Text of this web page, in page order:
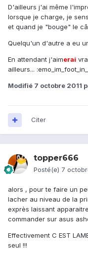
D'ailleurs j'ai même
lorsque je charge, je
et quand je "bouge" le
Quelqu'un d'autre a eu
En attendant j'aimerai
ailleurs...
Modifié 7 octobre 2011
Citer
topper666
Posté(e) 7
alors , pour te faire un
lacher au niveau de la
exprès laissant
commander sur asus
Effectivement C EST
seul !!!